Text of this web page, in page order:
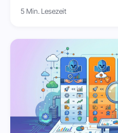
5 Min. Lesezeit